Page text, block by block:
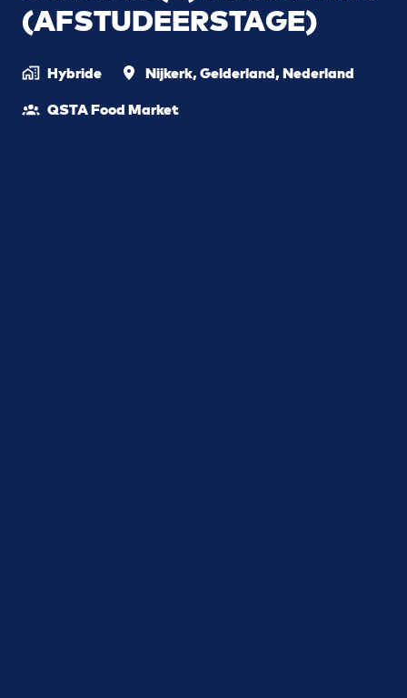
(AFSTUDEERSTAGE)
Hybride Nijkerk, Gelderland, Nederland
QSTA Food Market